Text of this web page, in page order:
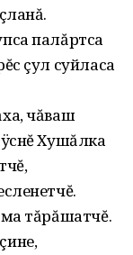
палăртса
çул суйласа
чăваш
Хушăлка
тăрăшатчĕ.